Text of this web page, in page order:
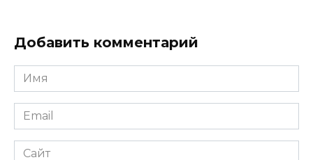
Добавить комментарий
Имя
Email
Сайт